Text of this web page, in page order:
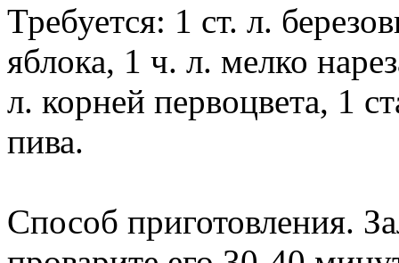
Требуется: 1 ст. л.
яблока, 1 ч. л. мелко
л. корней первоцвета, 1
пива.
Способ приготовления.